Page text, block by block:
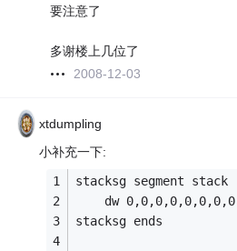
要注意了
多谢楼上几位了
2008-12-03
xtdumpling
小补充一下:
stacksg segment stack
    dw 0,0,0,0,0,0,0,0
stacksg ends